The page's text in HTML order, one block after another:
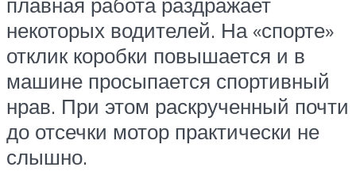
плавная работа раздражает
некоторых водителей. На «спорте»
отклик коробки повышается и в
машине просыпается спортивный
нрав. При этом раскрученный почти
до отсечки мотор практически не
слышно.